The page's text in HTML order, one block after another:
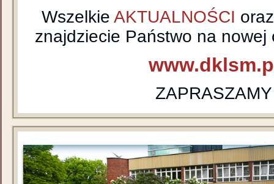
WszelkieAKTUALNOŚCI
znajdziecie Państwo na nowej
ZAPRASZAMY